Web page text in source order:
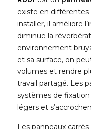
existe en différentes
installer, il améliore
diminue la
environnement
et sa surface, on
volumes et rendre
travail partagé. Les
systèmes de
légers et
Les panneaux